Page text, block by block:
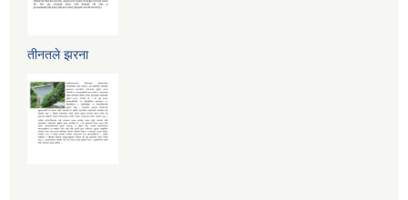
तीनतले झरना